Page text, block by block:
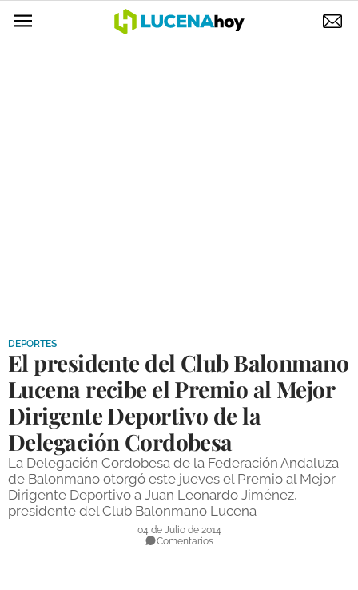
DEPORTES
COMPETICIONES
DEPORTE BASE
OPINIÓN
VENTANA CIUDADANA
DEPORTES
El presidente del Club Balonmano
Lucena recibe el Premio al Mejor
Dirigente Deportivo de la
Delegación Cordobesa
La Delegación Cordobesa de la Federación Andaluza
de Balonmano otorgó este jueves el Premio al Mejor
Dirigente Deportivo a Juan Leonardo Jiménez,
presidente del Club Balonmano Lucena
04 de Julio de 2014
Comentarios